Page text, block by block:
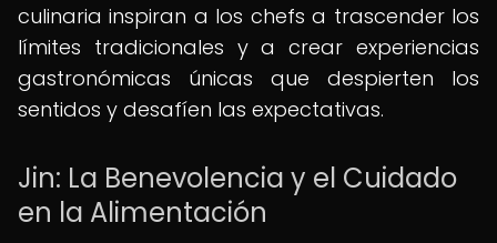
culinaria inspiran a los chefs a trascender los
límites tradicionales y a crear experiencias
gastronómicas únicas que despierten los
sentidos y desafíen las expectativas.
Jin: La Benevolencia y el Cuidado
en la Alimentación